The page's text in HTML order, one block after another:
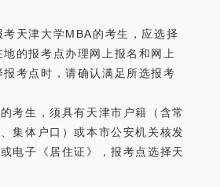
考天津大学MBA的考生，应选择
地的报考点办理网上报名和网上
考点时，请确认满足所选报考
考生，须具有天津市户籍（含常
集体户口）或本市公安机关核发
电子《居住证》，报考点选择天